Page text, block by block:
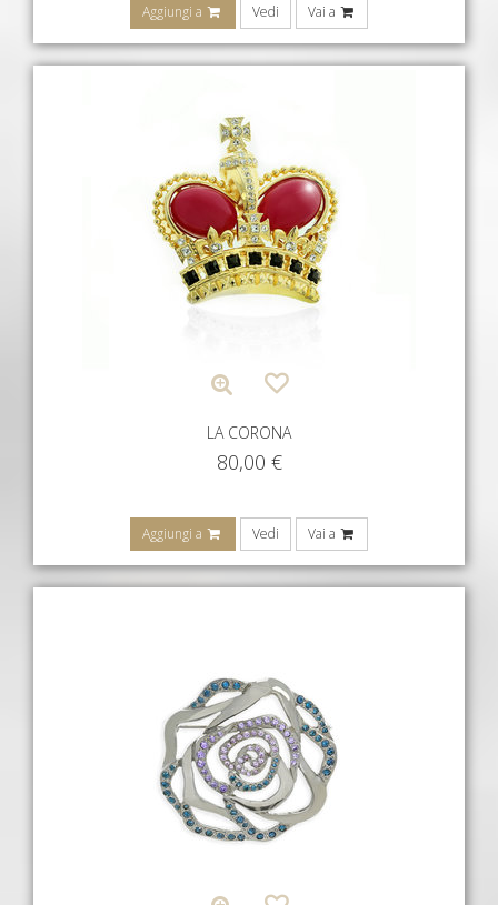
Aggiungi a Vedi Vai a
LA CORONA
80,00 €
Aggiungi a Vedi Vai a